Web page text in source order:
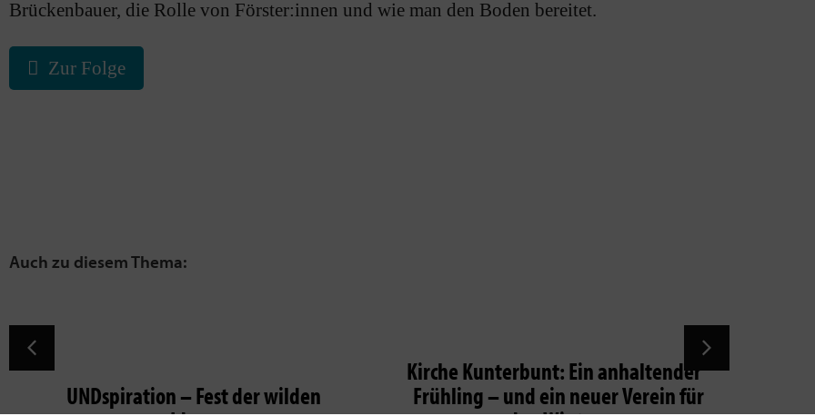
Brückenbauer, die Rolle von Förster:innen und wie man den Boden bereitet.
Zur Folge
UNDspiration – Fest der wilden
Kirche Kunterbunt: Ein anhaltender
Frühling – und ein neuer Verein für